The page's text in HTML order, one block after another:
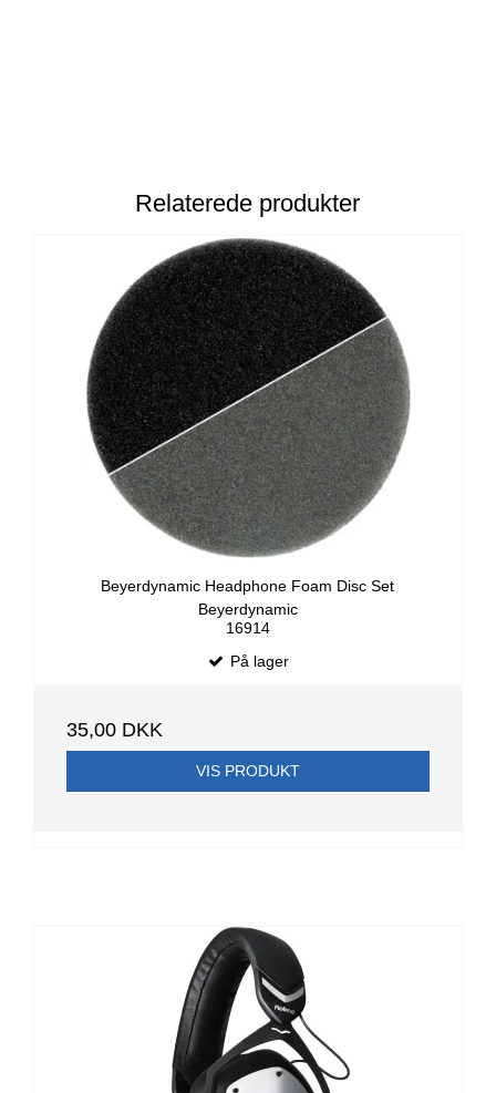
Relaterede produkter
Beyerdynamic Headphone Foam Disc Set
Beyerdynamic
16914
På lager
35,00 DKK
VIS PRODUKT